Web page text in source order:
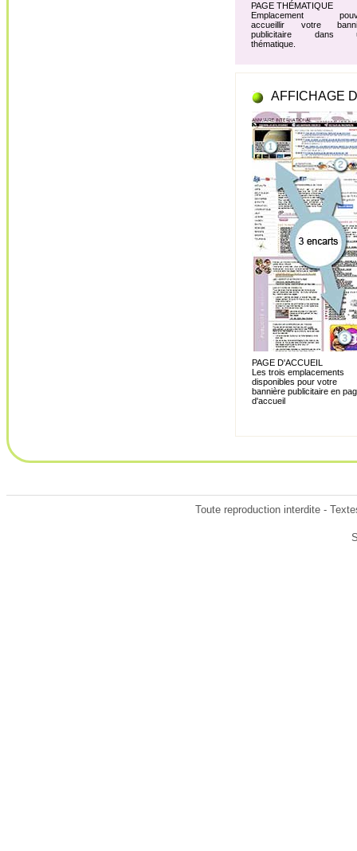
PAGE THÉMATIQUE
Emplacement
accueillir votre
publicitaire dans
thématique.
AFFICHAGE
PAGE D'ACCUEIL
Les trois emplacements
disponibles pour votre
bannière publicitaire en
d'accueil
Toute reproduction interdite -